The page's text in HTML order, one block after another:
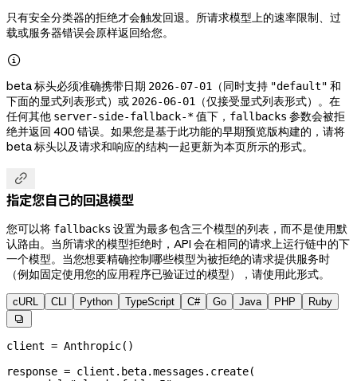
只有安全分类器的拒绝才会触发回退。所请求模型上的速率限制、过
载或服务器错误会原样返回给您。

beta 标头必须准确携带日期 2026-07-01 （同时支持 "default" 和
下面的显式列表形式）或 2026-06-01
（仅接受显式列表形式）。在
任何其他 server-side-fallback-*值下， fallbacks 参数会被拒
绝并返回 400 错误。如果您是基于此功能的早期预览版构建的，请将
beta 标头以及请求和响应的结构一起更新为本页所示的形式。

指定您自己的回退模型
您可以将 fallbacks 设置为最多包含三个模型的列表，而不是使用默
认路由。当所请求的模型拒绝时，API 会在相同的请求上运行链中的下
一个模型。当您想要精确控制哪些模型为被拒绝的请求提供服务时
（例如固定使用您的应用程序已验证过的模型），请使用此形式。
cURL CLI Python TypeScript C# Go Java PHP Ruby

client = Anthropic()
response = client.beta.messages.create(